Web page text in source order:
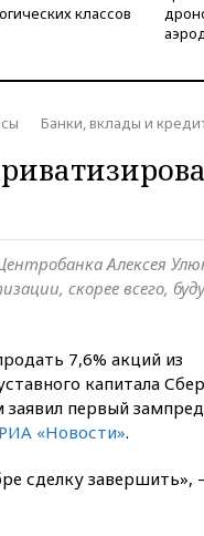
классов
Банки, вклады и
Алексея
скорее всего,
7,6% акций из
капитала
заявил первый
РИА «Новости».
сделку завершить»,